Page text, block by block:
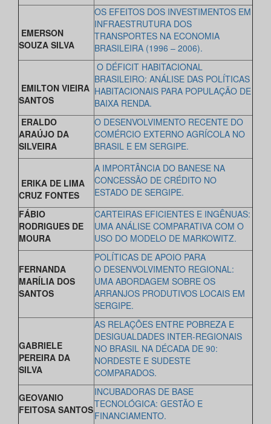
EMERSON
SOUZA SILVA
OS EFEITOS DOS INVESTIMENTOS EM
INFRAESTRUTURA DOS
TRANSPORTES NA ECONOMIA
BRASILEIRA (1996 – 2006).
EMILTON VIEIRA
SANTOS
O DÉFICIT HABITACIONAL
BRASILEIRO: ANÁLISE DAS POLÍTICAS
HABITACIONAIS PARA POPULAÇÃO DE
BAIXA RENDA.
ERALDO
ARAÚJO DA
SILVEIRA
O DESENVOLVIMENTO RECENTE DO
COMÉRCIO EXTERNO AGRÍCOLA NO
BRASIL E EM SERGIPE.
ERIKA DE LIMA
CRUZ FONTES
A IMPORTÂNCIA DO BANESE NA
CONCESSÃO DE CRÉDITO NO
ESTADO DE SERGIPE.
FÁBIO
RODRIGUES DE
MOURA
CARTEIRAS EFICIENTES E INGÊNUAS:
UMA ANÁLISE COMPARATIVA COM O
USO DO MODELO DE MARKOWITZ.
FERNANDA
MARÍLIA DOS
SANTOS
POLÍTICAS DE APOIO PARA
O DESENVOLVIMENTO REGIONAL:
UMA ABORDAGEM SOBRE OS
ARRANJOS PRODUTIVOS LOCAIS EM
SERGIPE.
GABRIELE
PEREIRA DA
SILVA
AS RELAÇÕES ENTRE POBREZA E
DESIGUALDADES INTER-REGIONAIS
NO BRASIL NA DÉCADA DE 90:
NORDESTE E SUDESTE
COMPARADOS.
GEOVANIO
FEITOSA SANTOS
INCUBADORAS DE BASE
TECNOLÓGICA: GESTÃO E
FINANCIAMENTO.